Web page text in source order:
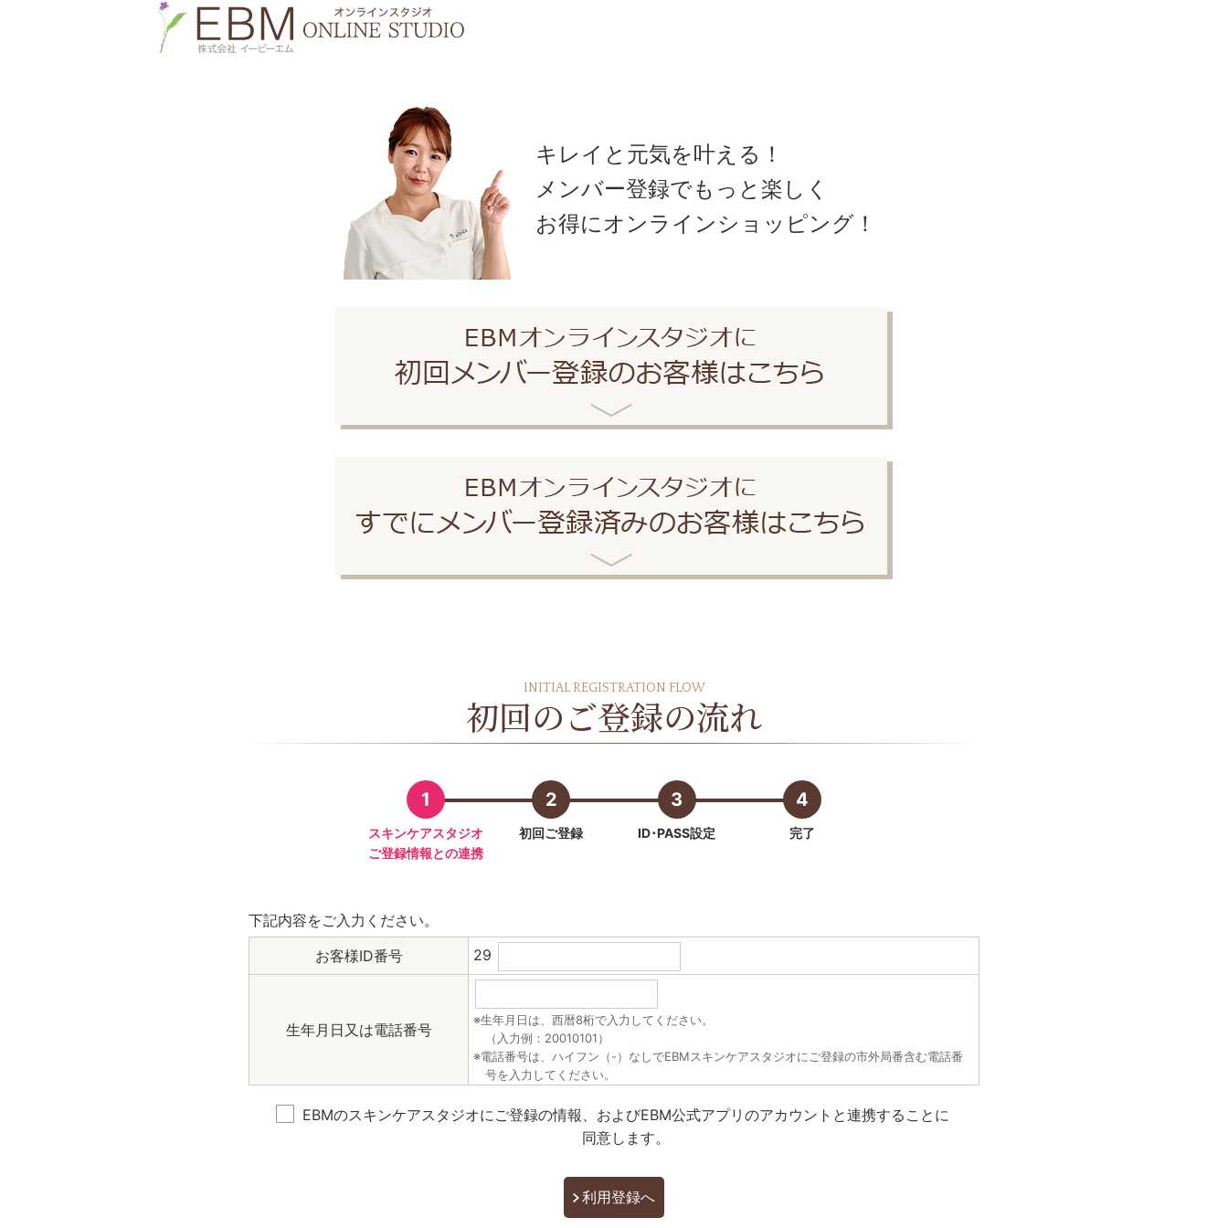
キレイと元気を叶える！
メンバー登録でもっと楽しく
お得にオンラインショッピング！
INITIAL REGISTRATION FLOW
初回のご登録の流れ
1
スキンケアスタジオ
ご登録情報との連携
2
初回ご登録
3
ID･PASS設定
4
完了
下記内容をご入力ください。
お客様ID番号
29
生年月日又は電話番号
※生年月日は、西暦8桁で入力してください。
（入力例：20010101）
※電話番号は、ハイフン（-）なしでEBMスキンケアスタジオにご登録の市外局番含む電話番
号を入力してください。
EBMのスキンケアスタジオにご登録の情報、およびEBM公式アプリのアカウントと連携することに
同意します。